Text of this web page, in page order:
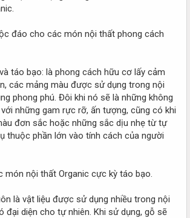
đáo cho các món nội thất phong cách
táo bạo: là phong cách hữu cơ lấy cảm
các mảng màu được sử dụng trong nội
phong phú. Đôi khi nó sẽ là những không
những gam rực rỡ, ấn tượng, cũng có khi
đơn sắc hoặc những sắc dịu nhẹ từ tự
thuộc phần lớn vào tính cách của người
món nội thất Organic cực kỳ táo bạo.
là vật liệu được sử dụng nhiều trong nội
đại diện cho tự nhiên. Khi sử dụng, gỗ sẽ